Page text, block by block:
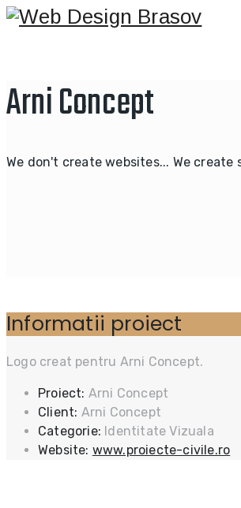
Arni Concept
We don't create websites... We create
Informatii proiect
Logo creat pentru Arni Concept.
Proiect: Arni Concept
Client: Arni Concept
Categorie: Identitate Vizuala
Website: www.proiecte-civile.ro